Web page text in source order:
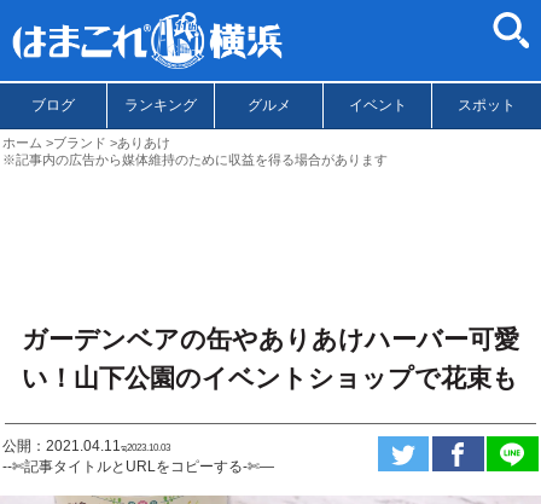
ブログ ランキング グルメ イベント スポット
ホーム ブランド
ありあけ
※記事内の広告から媒体維持のために収益を得る場合があります
ガーデンベアの缶やありあけハーバー可愛
い！山下公園のイベントショップで花束も
公開：2021.04.11ಇ2023.10.03
--✄記事タイトルとURLをコピーする-✄—